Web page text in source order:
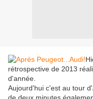
rétrospective de 2013
d'année.
Aujourd'hui c'est au tour